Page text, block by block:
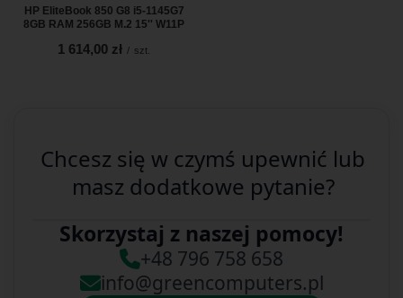
HP EliteBook 850 G8 i5-1145G7
8GB RAM 256GB M.2 15'' W11P
1 614,00 zł / szt.
Chcesz się w czymś upewnić lub
masz dodatkowe pytanie?
Skorzystaj z naszej pomocy!
+48 796 758 658
info@greencomputers.pl